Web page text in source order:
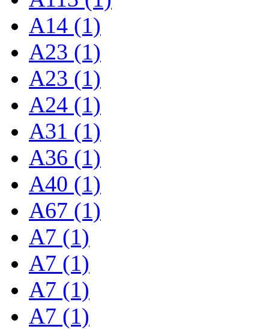
A14 (1)
A23 (1)
A23 (1)
A24 (1)
A31 (1)
A36 (1)
A40 (1)
A67 (1)
A7 (1)
A7 (1)
A7 (1)
A7 (1)